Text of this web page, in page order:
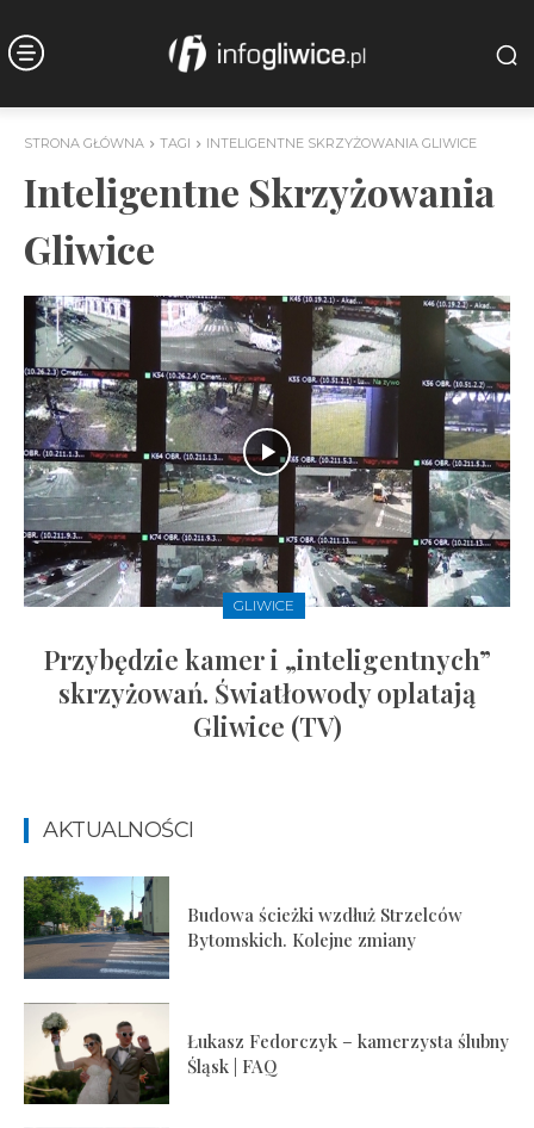
STRONA GŁÓWNA TAGI INTELIGENTNE SKRZYŻOWANIA GLIWICE
Inteligentne Skrzyżowania
Gliwice
GLIWICE
Przybędzie kamer i „inteligentnych”
skrzyżowań. Światłowody oplatają
Gliwice (TV)
AKTUALNOŚCI
Budowa ścieżki wzdłuż Strzelców
Bytomskich. Kolejne zmiany
Łukasz Fedorczyk – kamerzysta ślubny
Śląsk | FAQ